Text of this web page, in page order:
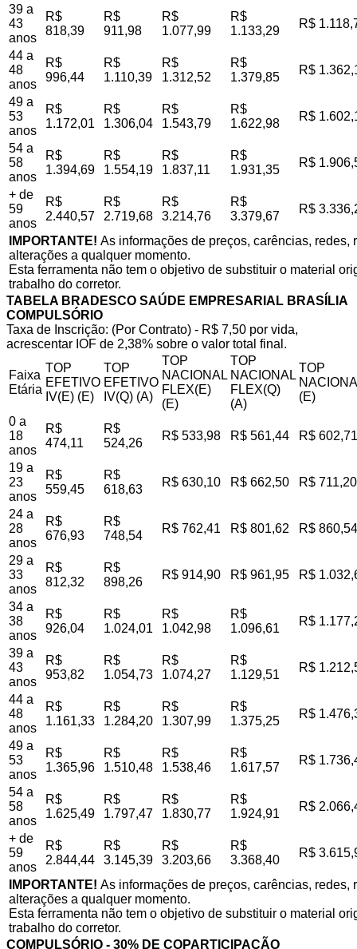
39 a
43
anos
R$
818,39
R$
911,98
R$
1.077,99
R$
1.133,29
R$
44 a
48
anos
R$
996,44
R$
1.110,39
R$
1.312,52
R$
1.379,85
R$
49 a
53
anos
R$
1.172,01
R$
1.306,04
R$
1.543,79
R$
1.622,98
R$
54 a
58
anos
R$
1.394,69
R$
1.554,19
R$
1.837,11
R$
1.931,35
R$
+ de
59
anos
R$
2.440,57
R$
2.719,68
R$
3.214,76
R$
3.379,67
R$
IMPORTANTE! As informações de preços, carências,
alterações a qualquer momento.
Esta ferramenta não tem o objetivo de substituir o material
trabalho do corretor.
TABELA BRADESCO SAÚDE EMPRESARIAL BRASÍLIA
COMPULSÓRIO
Taxa de Inscrição: (Por Contrato) - R$ 7,50 por vida,
acrescentar IOF de 2,38% sobre o valor total final.
Faixa
Etária
TOP
EFETIVO
IV(E) (E)
TOP
EFETIVO
IV(Q) (A)
TOP
NACIONAL
FLEX(E)
(E)
TOP
NACIONAL
FLEX(Q)
(A)
TOP
(E)
0 a
18
anos
R$
474,11
R$
524,26
R$ 533,98 R$ 561,44 R$ 602,71
19 a
23
anos
R$
559,45
R$
618,63
R$ 630,10 R$ 662,50 R$ 711,20
24 a
28
anos
R$
676,93
R$
748,54
R$ 762,41 R$ 801,62 R$ 860,54
29 a
33
anos
R$
812,32
R$
898,26
R$ 914,90 R$ 961,95 R$
34 a
38
anos
R$
926,04
R$
1.024,01
R$
1.042,98
R$
1.096,61
R$
39 a
43
anos
R$
953,82
R$
1.054,73
R$
1.074,27
R$
1.129,51
R$
44 a
48
anos
R$
1.161,33
R$
1.284,20
R$
1.307,99
R$
1.375,25
R$
49 a
53
anos
R$
1.365,96
R$
1.510,48
R$
1.538,46
R$
1.617,57
R$
54 a
58
anos
R$
1.625,49
R$
1.797,47
R$
1.830,77
R$
1.924,91
R$
+ de
59
anos
R$
2.844,44
R$
3.145,39
R$
3.203,66
R$
3.368,40
R$
IMPORTANTE! As informações de preços, carências,
alterações a qualquer momento.
Esta ferramenta não tem o objetivo de substituir o material
trabalho do corretor.
COMPULSÓRIO - 30% DE COPARTICIPAÇÃO